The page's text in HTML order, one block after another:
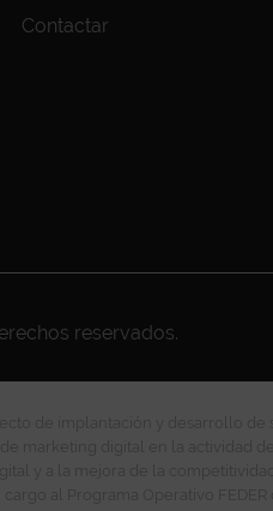
Contactar
reservados.